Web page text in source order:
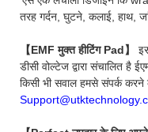
तरह गर्दन, घुटने, कलाई, हाथ,
【EMF मुक्त हीटिंग Pad】
डीसी वोल्टेज द्वारा संचालित है
किसी भी सवाल हमसे संपर्क